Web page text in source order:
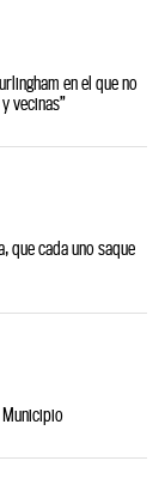
en el que no
vecinas”
que cada uno saque